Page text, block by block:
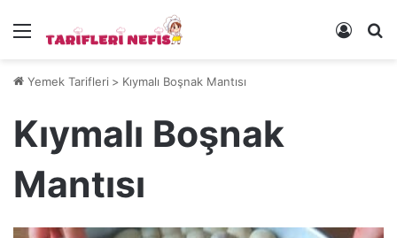
Menü Kayıt
Yemek Tarifleri > Kıymalı Boşnak Mantısı
Kıymalı Boşnak
Mantısı